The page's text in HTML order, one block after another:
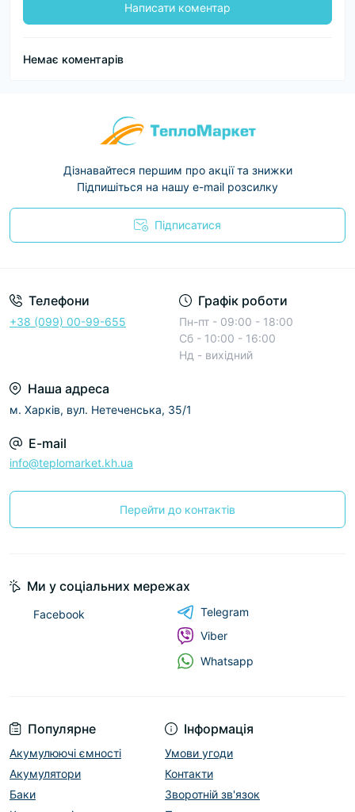
Написати коментар
Немає коментарів
Дізнавайтеся першим про акції та знижки
Підпишіться на нашу e-mail розсилку
Підписатися
Телефони
+38 (099) 00-99-655
Графік роботи
Пн-пт - 09:00 - 18:00
Сб - 10:00 - 16:00
Нд - вихідний
Наша адреса
м. Харків, вул. Нетеченська, 35/1
E-mail
info@teplomarket.kh.ua
Перейти до контактів
Популярне
Акумулюючі ємності
Акумулятори
Баки
Інформація
Умови угоди
Контакти
Зворотній зв'язок
Ми у соціальних мережах
Facebook
Telegram
Viber
Whatsapp